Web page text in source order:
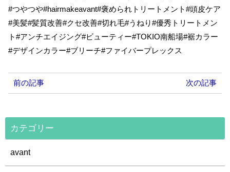
#つやつや#hairmakeavant#褒められトリートメント#頭皮ケア
#美髪#髪質改善#クセ改善#切れ毛#うねり#優秀トリートメン
ト#アンチエイジング#ビューティー#TOKIO南船場#裾カラー
#デザインカラー#ブリーチ#ファイバープレックス
前の記事 次の記事
カテゴリー
avant